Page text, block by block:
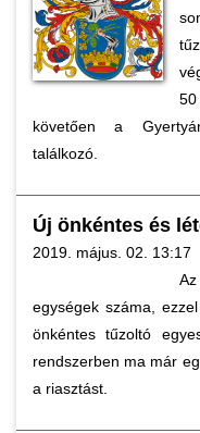
követően a
találkozó.
Új önkéntes és
2019. május. 02. 13:17
egységek száma,
önkéntes tűzoltó
rendszerben ma már
a riasztást.